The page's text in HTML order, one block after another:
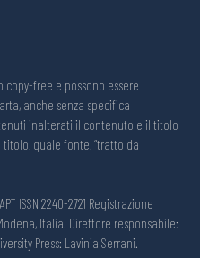
copy-free e possono essere
anche senza specifica
inalterati il contenuto e il titolo
quale fonte, “tratto da
ISSN 2240-2721 Registrazione
Italia. Direttore responsabile:
Press: Lavinia Serrani.